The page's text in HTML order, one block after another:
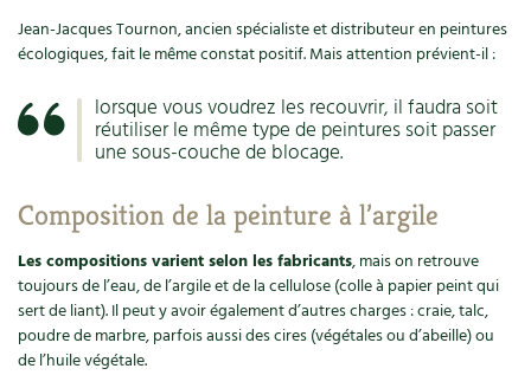
Conception et gros oeuvre
Matériaux écologiques
Énergie
Gestion de l’eau
Entretien de la maison
Décoration et petit bricolage
Santé et bien-être
Trocs & petites annonces
Appels à témoignage
Bonnes adresses
Liste des pépiniéristes
Mieux consommer
Jean-Jacques Tournon, ancien spécialiste et distributeur en peintures
écologiques, fait le même constat positif. Mais attention prévient-il :
lorsque vous voudrez les recouvrir, il faudra soit
réutiliser le même type de peintures soit passer
une sous-couche de blocage.
Composition de la peinture à l’argile
Les compositions varient selon les fabricants, mais on retrouve
toujours de l’eau, de l’argile et de la cellulose (colle à papier peint qui
sert de liant). Il peut y avoir également d’autres charges : craie, talc,
poudre de marbre, parfois aussi des cires (végétales ou d’abeille) ou
de l’huile végétale.